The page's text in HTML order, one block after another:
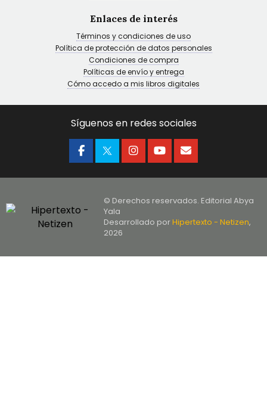
Enlaces de interés
Términos y condiciones de uso
Política de protección de datos personales
Condiciones de compra
Políticas de envío y entrega
Cómo accedo a mis libros digitales
Síguenos en redes sociales
© Derechos reservados. Editorial Abya
Yala
Desarrollado porHipertexto - Netizen,
2026